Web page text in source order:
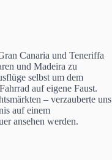
Canaria und Teneriffa
und Madeira zu
selbst um dem
auf eigene Faust.
– verzauberte uns
auf einem
ansehen werden.